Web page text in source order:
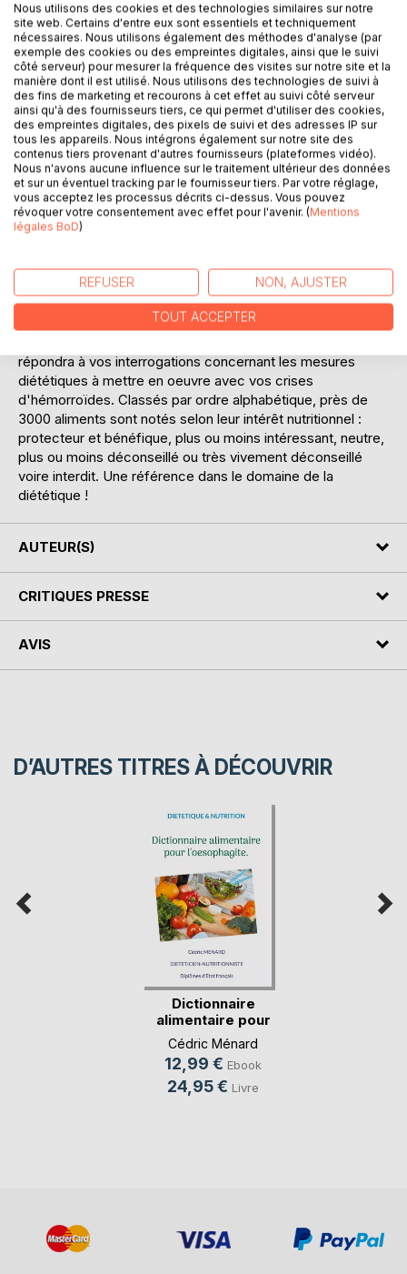
AJOUTER AU PANIER
Ajouter à ma liste d'envies
Laisser un avis
DESCRIPTION
Avec ma pathologie hémorroïdaire, quel est l'intérêt
nutritionnel du hareng ? Puis-je consommer du foie de
veau ? Et la cerise confite me sera-t-elle préjudiciable ?
répondra à vos interrogations concernant les mesures
diététiques à mettre en oeuvre avec vos crises
d'hémorroïdes. Classés par ordre alphabétique, près de
3000 aliments sont notés selon leur intérêt nutritionnel :
protecteur et bénéfique, plus ou moins intéressant, neutre,
plus ou moins déconseillé ou très vivement déconseillé
voire interdit. Une référence dans le domaine de la
diététique !
AUTEUR(S)
CRITIQUES PRESSE
AVIS
D’AUTRES TITRES À DÉCOUVRIR
Dictionnaire
alimentaire pour
l'oe(...)
Cédric Ménard
12,99 € Ebook
24,95 € Livre
Nous utilisons des cookies et des technologies similaires sur notre
site web. Certains d'entre eux sont essentiels et techniquement
nécessaires. Nous utilisons également des méthodes d'analyse (par
exemple des cookies ou des empreintes digitales, ainsi que le suivi
côté serveur) pour mesurer la fréquence des visites sur notre site et la
manière dont il est utilisé. Nous utilisons des technologies de suivi à
des fins de marketing et recourons à cet effet au suivi côté serveur
ainsi qu'à des fournisseurs tiers, ce qui permet d'utiliser des cookies,
des empreintes digitales, des pixels de suivi et des adresses IP sur
tous les appareils. Nous intégrons également sur notre site des
contenus tiers provenant d'autres fournisseurs (plateformes vidéo).
Nous n'avons aucune influence sur le traitement ultérieur des données
et sur un éventuel tracking par le fournisseur tiers. Par votre réglage,
vous acceptez les processus décrits ci-dessus. Vous pouvez
révoquer votre consentement avec effet pour l'avenir. (Mentions
légales BoD)
REFUSER NON, AJUSTER
TOUT ACCEPTER